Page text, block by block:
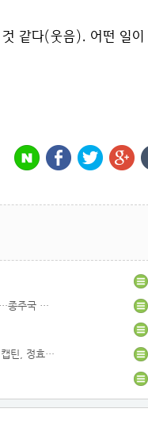
같다(웃음). 어떤 일
태권도 ‘금2, 동1’로 파리올림픽 마무리…종주국 자존심 회복
"요즘은 MZ 세대잖아요?"…정관장 새 캡틴, 정효근이 바라는 방향성은?